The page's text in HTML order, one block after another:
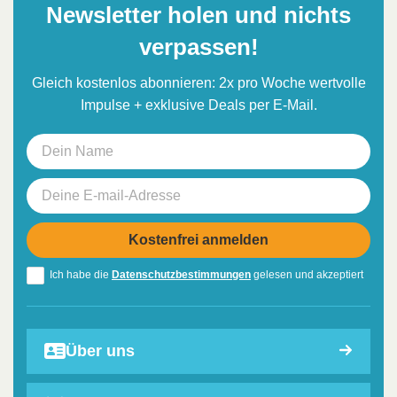
Newsletter holen und nichts
verpassen!
Gleich kostenlos abonnieren: 2x pro Woche wertvolle
Impulse + exklusive Deals per E-Mail.
Ich habe die Datenschutzbestimmungen gelesen und akzeptiert
Über uns